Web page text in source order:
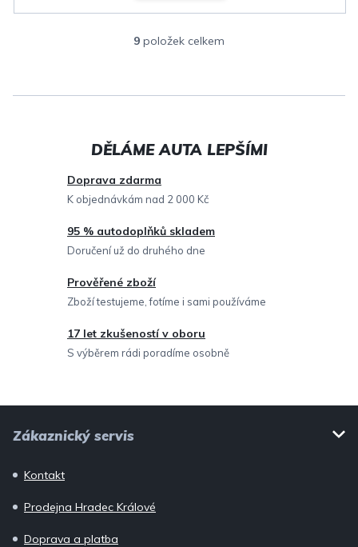
O
l
a
í
p
r
y
v
ý
9 položek celkem
Doprava zdarma
K objednávkám nad 2 000 Kč
95 % autodoplňků skladem
Doručení už do druhého dne
Prověřené zboží
Zboží testujeme, fotíme i sami používáme
17 let zkušeností v oboru
S výběrem rádi poradíme osobně
Zákaznický servis
Kontakt
Prodejna Hradec Králové
Doprava a platba